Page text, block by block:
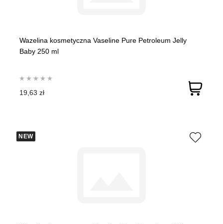
Wazelina kosmetyczna Vaseline Pure Petroleum Jelly
Baby 250 ml
19,63 zł
NEW